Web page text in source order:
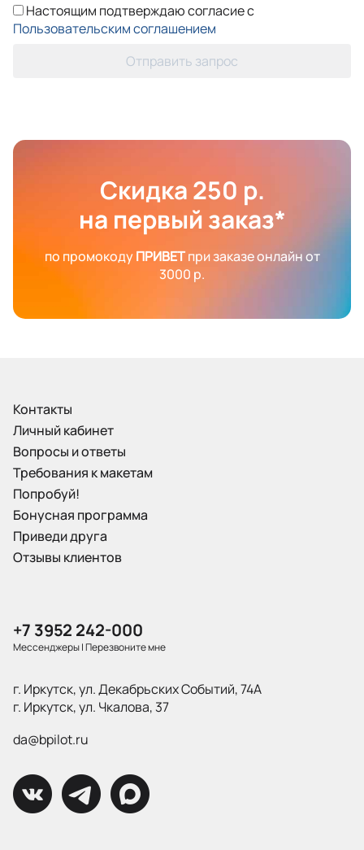
Настоящим подтверждаю согласие с
Пользовательским соглашением
Отправить запрос
Скидка 250 р.
на первый заказ*
по промокодуПРИВЕТпри заказе онлайн от
3000 р.
Контакты
Личный кабинет
Вопросы и ответы
Требования к макетам
Попробуй!
Бонусная программа
Приведи друга
Отзывы клиентов
+7 3952 242-000
Мессенджеры|Перезвоните мне
г. Иркутск, ул. Декабрьских Событий, 74А
г. Иркутск, ул. Чкалова, 37
da@bpilot.ru